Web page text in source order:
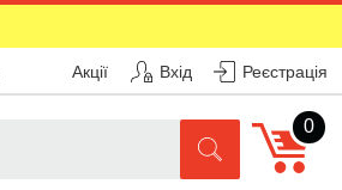
Акції Вхід Реєстрація
0